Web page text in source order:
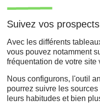
Suivez vos
Avec les différents
vous pouvez notamment
fréquentation de votre site
Nous configurons, l'outil
pourrez suivre les
leurs habitudes et bien